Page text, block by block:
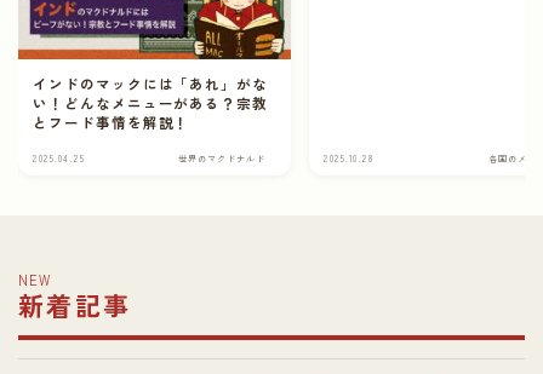
インドのマックには「あれ」がな
い！どんなメニューがある？宗教
とフード事情を解説！
2025.04.25 世界のマクドナルド 2025.10.28 各国のメニ
NEW
新着記事